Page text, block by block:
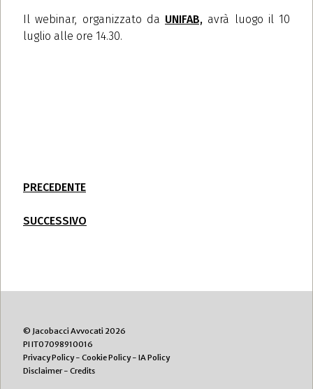
Il webinar, organizzato da UNIFAB, avrà luogo il 10
luglio alle ore 14.30.
PRECEDENTE
SUCCESSIVO
© Jacobacci Avvocati 2026
PI IT07098910016
Privacy Policy- Cookie Policy- IA Policy
Disclaimer- Credits